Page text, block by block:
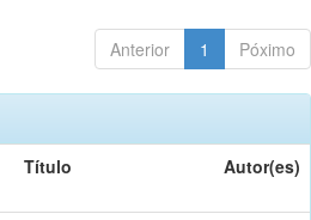
Anterior 1 Póximo
Título Autor(es)